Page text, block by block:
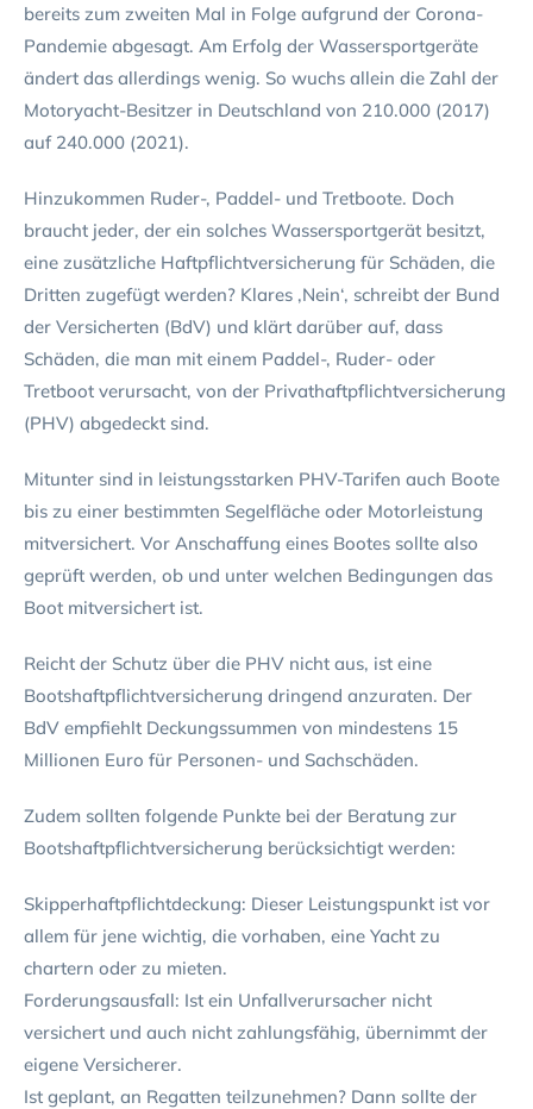
bereits zum zweiten Mal in Folge aufgrund der Corona-
Pandemie abgesagt. Am Erfolg der Wassersportgeräte
ändert das allerdings wenig. So wuchs allein die Zahl der
Motoryacht-Besitzer in Deutschland von 210.000 (2017)
auf 240.000 (2021).
Hinzukommen Ruder-, Paddel- und Tretboote. Doch
braucht jeder, der ein solches Wassersportgerät besitzt,
eine zusätzliche Haftpflichtversicherung für Schäden, die
Dritten zugefügt werden? Klares ‚Nein‘, schreibt der Bund
der Versicherten (BdV) und klärt darüber auf, dass
Schäden, die man mit einem Paddel-, Ruder- oder
Tretboot verursacht, von der Privathaftpflichtversicherung
(PHV) abgedeckt sind.
Mitunter sind in leistungsstarken PHV-Tarifen auch Boote
bis zu einer bestimmten Segelfläche oder Motorleistung
mitversichert. Vor Anschaffung eines Bootes sollte also
geprüft werden, ob und unter welchen Bedingungen das
Boot mitversichert ist.
Reicht der Schutz über die PHV nicht aus, ist eine
Bootshaftpflichtversicherung dringend anzuraten. Der
BdV empfiehlt Deckungssummen von mindestens 15
Millionen Euro für Personen- und Sachschäden.
Zudem sollten folgende Punkte bei der Beratung zur
Bootshaftpflichtversicherung berücksichtigt werden:
Skipperhaftpflichtdeckung: Dieser Leistungspunkt ist vor
allem für jene wichtig, die vorhaben, eine Yacht zu
chartern oder zu mieten.
Forderungsausfall: Ist ein Unfallverursacher nicht
versichert und auch nicht zahlungsfähig, übernimmt der
eigene Versicherer.
Ist geplant, an Regatten teilzunehmen? Dann sollte der